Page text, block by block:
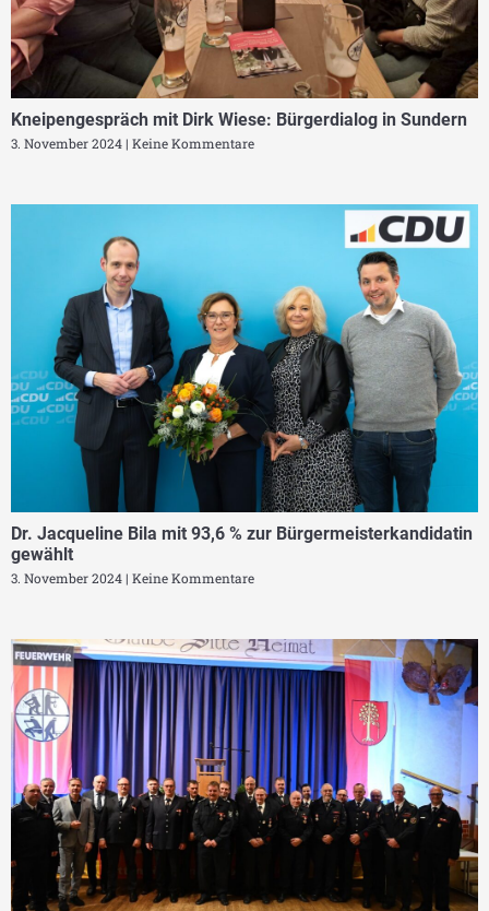
Kneipengespräch mit Dirk Wiese: Bürgerdialog in Sundern
3. November 2024 Keine Kommentare
Dr. Jacqueline Bila mit 93,6 % zur Bürgermeisterkandidatin
gewählt
3. November 2024 Keine Kommentare